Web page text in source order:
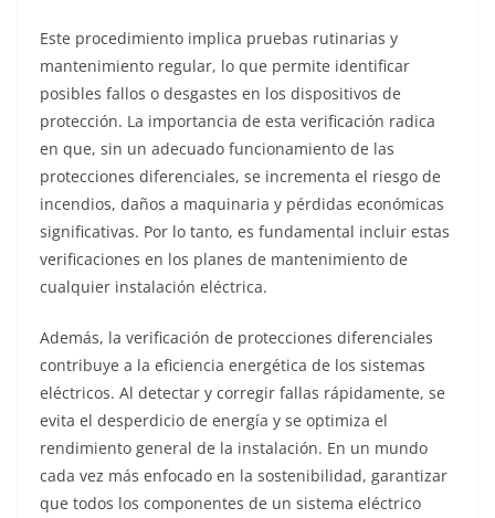
Este procedimiento implica pruebas rutinarias y
mantenimiento regular, lo que permite identificar
posibles fallos o desgastes en los dispositivos de
protección. La importancia de esta verificación radica
en que, sin un adecuado funcionamiento de las
protecciones diferenciales, se incrementa el riesgo de
incendios, daños a maquinaria y pérdidas económicas
significativas. Por lo tanto, es fundamental incluir estas
verificaciones en los planes de mantenimiento de
cualquier instalación eléctrica.
Además, la verificación de protecciones diferenciales
contribuye a la eficiencia energética de los sistemas
eléctricos. Al detectar y corregir fallas rápidamente, se
evita el desperdicio de energía y se optimiza el
rendimiento general de la instalación. En un mundo
cada vez más enfocado en la sostenibilidad, garantizar
que todos los componentes de un sistema eléctrico